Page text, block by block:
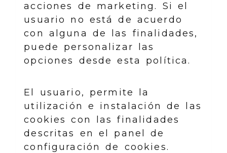
acciones de marketing. Si el
usuario no está de acuerdo
con alguna de las finalidades,
puede personalizar las
opciones desde esta política.
El usuario, permite la
utilización e instalación de las
cookies con las finalidades
descritas en el panel de
configuración de cookies.